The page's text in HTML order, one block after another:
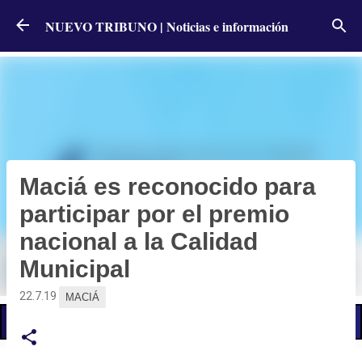
Ir al contenido principal
NUEVO TRIBUNO | Noticias e información
Maciá es reconocido para
participar por el premio
nacional a la Calidad
Municipal
22.7.19 MACIÁ